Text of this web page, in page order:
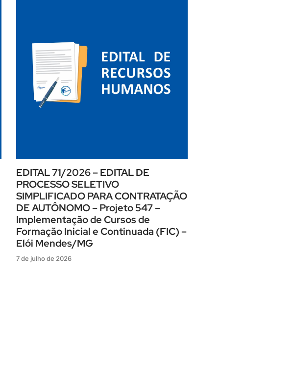
EDITAL 71/2026 – EDITAL DE
PROCESSO SELETIVO
SIMPLIFICADO PARA CONTRATAÇÃO
DE AUTÔNOMO – Projeto 547 –
Implementação de Cursos de
Formação Inicial e Continuada (FIC) –
Elói Mendes/MG
7 de julho de 2026